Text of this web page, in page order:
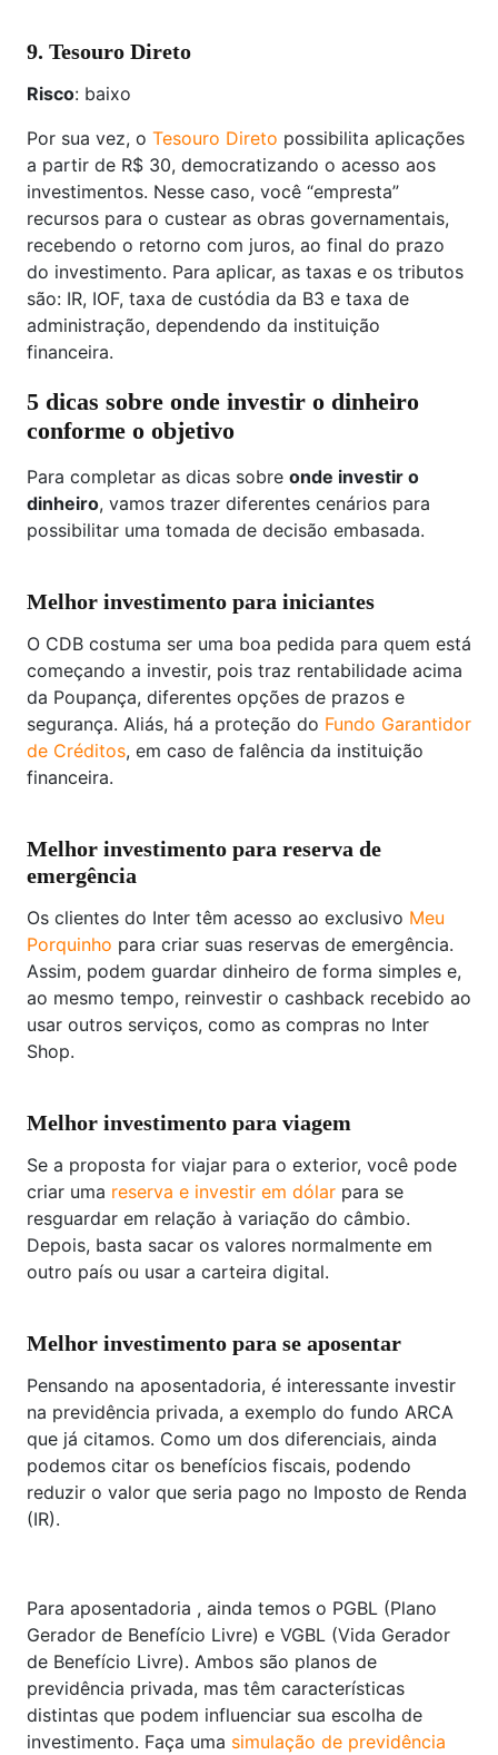
9. Tesouro Direto
Risco: baixo
Por sua vez, o Tesouro Direto possibilita aplicações
a partir de R$ 30, democratizando o acesso aos
investimentos. Nesse caso, você “empresta”
recursos para o custear as obras governamentais,
recebendo o retorno com juros, ao final do prazo
do investimento. Para aplicar, as taxas e os tributos
são: IR, IOF, taxa de custódia da B3 e taxa de
administração, dependendo da instituição
financeira.
5 dicas sobre onde investir o dinheiro
conforme o objetivo
Para completar as dicas sobre onde investir o
dinheiro, vamos trazer diferentes cenários para
possibilitar uma tomada de decisão embasada.
Melhor investimento para iniciantes
O CDB costuma ser uma boa pedida para quem está
começando a investir, pois traz rentabilidade acima
da Poupança, diferentes opções de prazos e
segurança. Aliás, há a proteção do Fundo Garantidor
de Créditos, em caso de falência da instituição
financeira.
Melhor investimento para reserva de
emergência
Os clientes do Inter têm acesso ao exclusivo Meu
Porquinho para criar suas reservas de emergência.
Assim, podem guardar dinheiro de forma simples e,
ao mesmo tempo, reinvestir o cashback recebido ao
usar outros serviços, como as compras no Inter
Shop.
Melhor investimento para viagem
Se a proposta for viajar para o exterior, você pode
criar uma reserva e investir em dólar para se
resguardar em relação à variação do câmbio.
Depois, basta sacar os valores normalmente em
outro país ou usar a carteira digital.
Melhor investimento para se aposentar
Pensando na aposentadoria, é interessante investir
na previdência privada, a exemplo do fundo ARCA
que já citamos. Como um dos diferenciais, ainda
podemos citar os benefícios fiscais, podendo
reduzir o valor que seria pago no Imposto de Renda
(IR).
Para aposentadoria , ainda temos o PGBL (Plano
Gerador de Benefício Livre) e VGBL (Vida Gerador
de Benefício Livre). Ambos são planos de
previdência privada, mas têm características
distintas que podem influenciar sua escolha de
investimento. Faça uma simulação de previdência